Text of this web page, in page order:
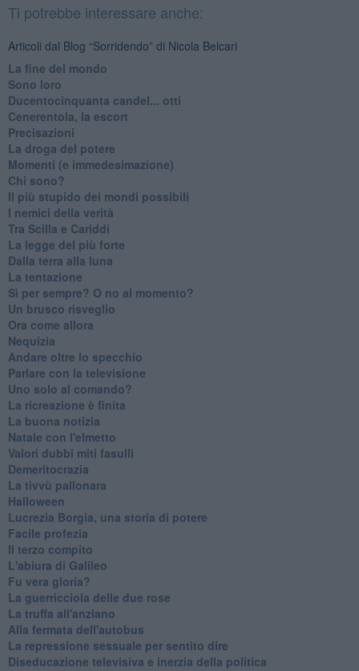
Ti potrebbe interessare anche:
Articoli dal Blog “Sorridendo” di Nicola Belcari
La fine del mondo
Sono loro
Ducentocinquanta candel... otti
Cenerentola, la escort
Precisazioni
La droga del potere
Momenti (e immedesimazione)
Chi sono?
Il più stupido dei mondi possibili
I nemici della verità
Tra Scilla e Cariddi
La legge del più forte
Dalla terra alla luna
La tentazione
​Sì per sempre? O no al momento?
Un brusco risveglio
Ora come allora
Nequizia
Andare oltre lo specchio
Parlare con la televisione
Uno solo al comando?
La ricreazione è finita
La buona notizia
Natale con l'elmetto
Valori dubbi miti fasulli
Demeritocrazia
La tivvù pallonara
Halloween
​Lucrezia Borgia, una storia di potere
Facile profezia
Il terzo compito
L'abiura di Galileo
Fu vera gloria?
La guerricciola delle due rose
La truffa all'anziano
Alla fermata dell'autobus
La repressione sessuale per sentito dire
Diseducazione televisiva e inerzia della politica